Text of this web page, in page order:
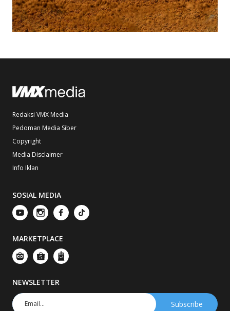
Redaksi VMX Media
Pedoman Media Siber
Copyright
Media Disclaimer
Info Iklan
SOSIAL MEDIA
MARKETPLACE
NEWSLETTER